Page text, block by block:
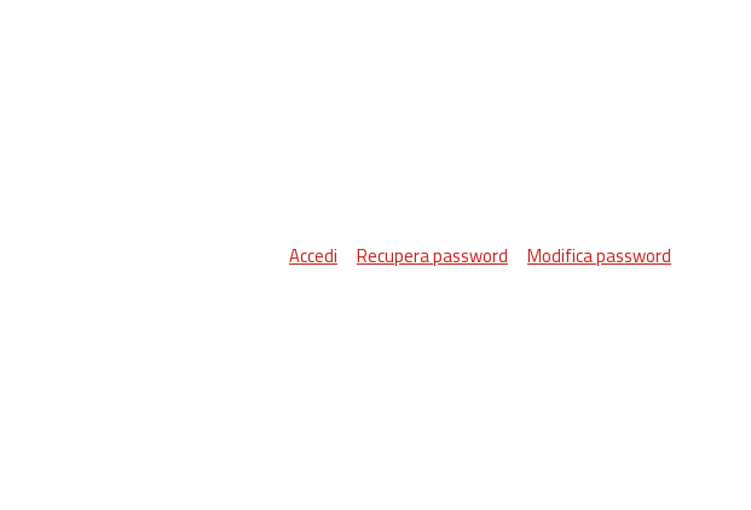
Accedi Recupera password Modifica password